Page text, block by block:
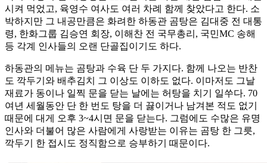
시켜 먹었고, 육영수 여사도 여러 차례 함께 찾았다고 한다. 소
박하지만 그 내공만큼은 화려한 하동관 곰탕은 김대중 전 대통
령, 한화그룹 김승연 회장, 이해찬 전 국무총리, 국민MC 송해
등 각계 인사들의 오랜 단골집이기도 하다.
하동관의 메뉴는 곰탕과 수육 단 두 가지다. 함께 나오는 반찬
도 깍두기와 배추김치 그 이상도 이하도 없다. 이마저도 그날
재료가 동이나 일찍 문을 닫는 날에는 허탕을 치기 일쑤다. 70
여년 세월동안 단 한 번도 탕을 더 끓이거나 남겨본 적도 없기
때문에 대게 오후 3~4시면 문을 닫는다. 그럼에도 수많은 유명
인사와 더불어 많은 사람에게 사랑받는 이유는 곰탕 한 그릇,
깍두기 한 접시도 정직함으로 승부하기 때문이다.